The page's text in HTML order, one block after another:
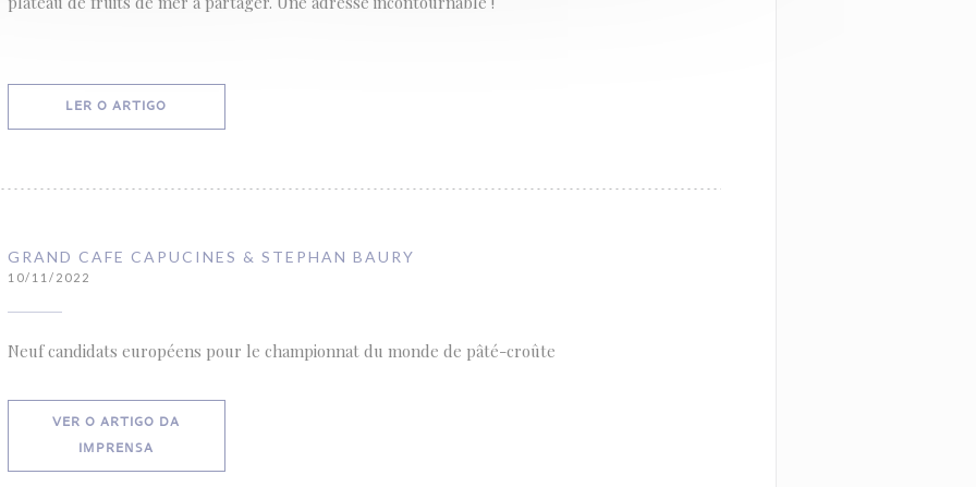
LER O ARTIGO
GRAND CAFE CAPUCINES & STEPHAN BAURY
10/11/2022
Neuf candidats européens pour le championnat du monde de pâté-croûte
VER O ARTIGO DA
IMPRENSA